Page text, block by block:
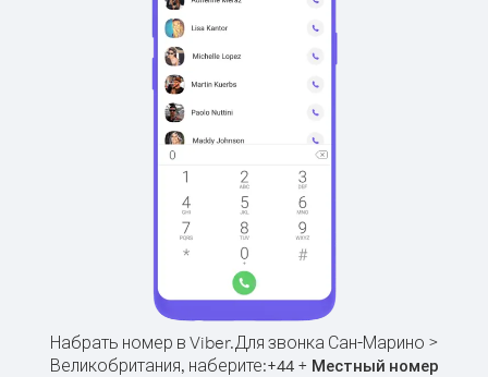
Набрать номер в Viber.Для звонка Сан-Марино >
Великобритания, наберите:+44+ Местный номер